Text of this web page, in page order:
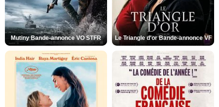
Mutiny Bande-annonce VO STFR Le Triangle d'or Bande-annonce VF